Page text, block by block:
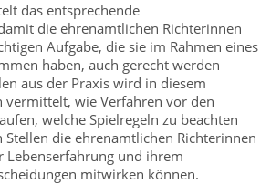
das entsprechende
die ehrenamtlichen Richterinnen
Aufgabe, die sie im Rahmen eines
haben, auch gerecht werden
aus der Praxis wird in diesem
vermittelt, wie Verfahren vor den
welche Spielregeln zu beachten
die ehrenamtlichen Richterinnen
Lebenserfahrung und ihrem
mitwirken können.